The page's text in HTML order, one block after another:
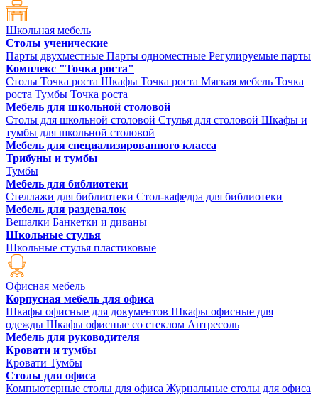
Школьная мебель
Столы ученические
Парты двухместные Парты одноместные Регулируемые парты
Комплекс "Точка роста"
Столы Точка роста Шкафы Точка роста Мягкая мебель Точка
роста Тумбы Точка роста
Мебель для школьной столовой
Столы для школьной столовой Стулья для столовой Шкафы и
тумбы для школьной столовой
Мебель для специализированного класса
Трибуны и тумбы
Тумбы
Мебель для библиотеки
Стеллажи для библиотеки Стол-кафедра для библиотеки
Мебель для раздевалок
Вешалки Банкетки и диваны
Школьные стулья
Школьные стулья пластиковые
Офисная мебель
Корпусная мебель для офиса
Шкафы офисные для документов Шкафы офисные для
одежды Шкафы офисные со стеклом Антресоль
Мебель для руководителя
Кровати и тумбы
Кровати Тумбы
Столы для офиса
Компьютерные столы для офиса Журнальные столы для офиса